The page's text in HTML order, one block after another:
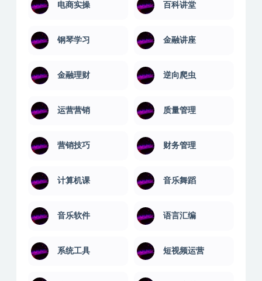
电商实操 百科讲堂
钢琴学习 金融讲座
金融理财 逆向爬虫
运营营销 质量管理
营销技巧 财务管理
计算机课 音乐舞蹈
音乐软件 语言汇编
系统工具 短视频运营